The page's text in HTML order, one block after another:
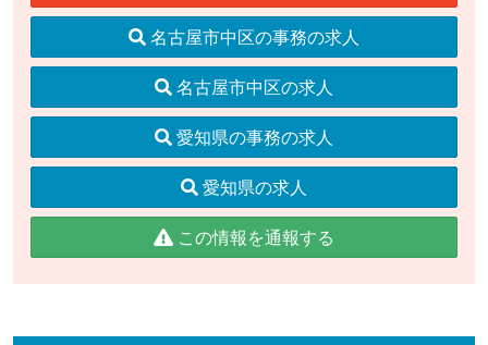
名古屋市中区の事務の求人
名古屋市中区の求人
愛知県の事務の求人
愛知県の求人
この情報を通報する